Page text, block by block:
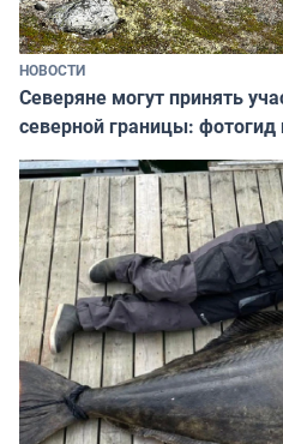
НОВОСТИ
Северяне могут принять
северной границы: фотогид